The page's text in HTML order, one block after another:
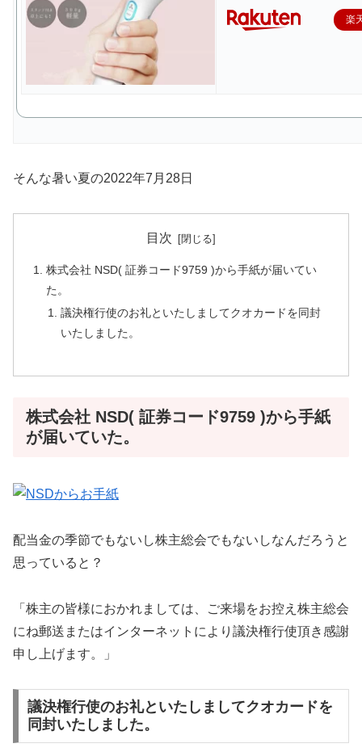
楽
そんな暑い夏の2022年7月28日
目次
株式会社 NSD( 証券コード9759 )から手紙が届いてい
た。
議決権行使のお礼といたしましてクオカードを同封
いたしました。
株式会社 NSD( 証券コード9759 )から手紙
が届いていた。
配当金の季節でもないし株主総会でもないしなんだろうと
思っていると？
「株主の皆様におかれましては、ご来場をお控え株主総会
にね郵送またはインターネットにより議決権行使頂き感謝
申し上げます。」
議決権行使のお礼といたしましてクオカードを
同封いたしました。